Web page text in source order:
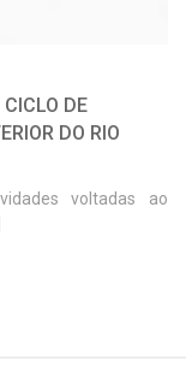
DE
DO RIO
voltadas ao